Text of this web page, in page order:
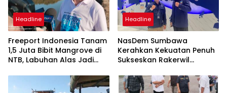
Headline
Freeport Indonesia Tanam
1,5 Juta Bibit Mangrove di
NTB, Labuhan Alas Jadi
Nasional
Headline
NasDem Sumbawa
Kerahkan Kekuatan Penuh
Sukseskan Rakerwil